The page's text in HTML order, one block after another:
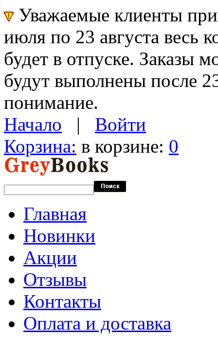
Уважаемые клиенты
июля по 23 августа весь
будет в отпуске. Заказы
будут выполнены после
понимание.
Начало | Войти
Корзина: в корзине: 0
Главная
Новинки
Акции
Отзывы
Контакты
Оплата и доставка